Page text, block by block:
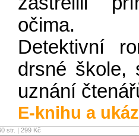
očima.
Detektivní
drsné škole,
uznání
E-knihu a
str. | 299 Kč